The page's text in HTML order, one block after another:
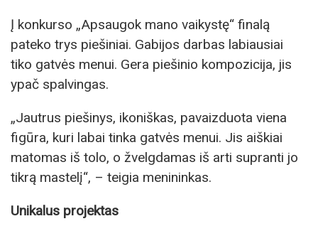
Į konkurso „Apsaugok mano vaikystę“ finalą
pateko trys piešiniai. Gabijos darbas labiausiai
tiko gatvės menui. Gera piešinio kompozicija, jis
ypač spalvingas.
„Jautrus piešinys, ikoniškas, pavaizduota viena
figūra, kuri labai tinka gatvės menui. Jis aiškiai
matomas iš tolo, o žvelgdamas iš arti supranti jo
tikrą mastelį“, – teigia menininkas.
Unikalus projektas